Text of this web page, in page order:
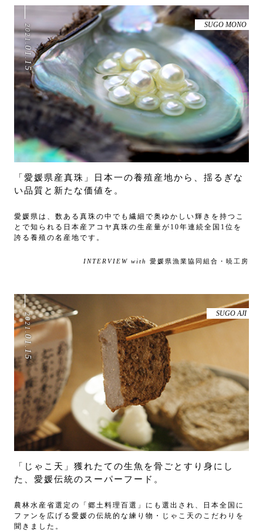
2021
.
01
.
15
SUGO MONO
「愛媛県産真珠」日本一の養殖産地から、揺るぎな
い品質と新たな価値を。
愛媛県は、数ある真珠の中でも繊細で奥ゆかしい輝きを持つこ
とで知られる日本産アコヤ真珠の生産量が10年連続全国1位を
誇る養殖の名産地です。
INTERVIEW with 愛媛県漁業協同組合・暁工房
2021
.
01
.
15
SUGO AJI
「じゃこ天」獲れたての生魚を骨ごとすり身にし
た、愛媛伝統のスーパーフード。
農林水産省選定の「郷土料理百選」にも選出され、日本全国に
ファンを広げる愛媛の伝統的な練り物・じゃこ天のこだわりを
聞きました。